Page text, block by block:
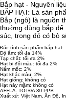
Bắp hạt - Nguyên
BẮP HẠT: Là sản
Bắp (ngô) là nguồn
thường dùng bắp để
súc, trong đó có bò
Đặc tính sản phẩm bắp hạt:
Độ ẩm: tối đa 14%
Tạp chất: tối đa 2%
Hạt bị đổi màu: tối đa 2%
Nấm mốc: 2%
Hạt khác màu: 2%
Hạt giống: không có
Hạt nảy mầm: không có
AFFLA: TỐI ĐA 30 PPB
Xuất xứ: Việt Nam, Ấn Độ,